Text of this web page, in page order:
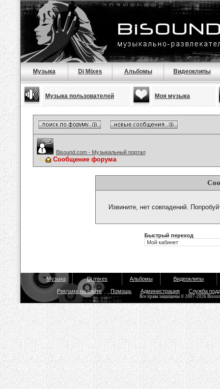
Музыка Dj Mixes Альбомы Видеоклипы
Музыка пользователей Моя музыка
Bisound.com - Музыкальный портал
Сообщение форума
Извините, нет совпадений.
Быстрый переход
Музыка Dj mixes Альбомы Видеоклипы
Реклама на сайте Помощь Администрация Служба
Все права защищены © 2007-2026